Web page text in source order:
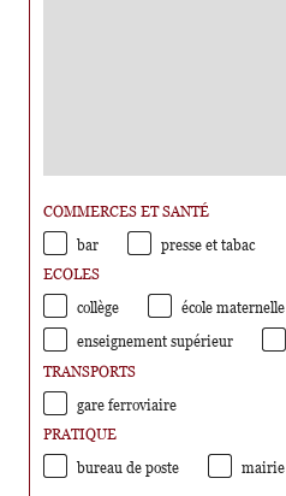
COMMERCES ET SANTÉ
bar
presse et tabac
ECOLES
collège
école maternelle
enseignement supérieur
TRANSPORTS
gare ferroviaire
PRATIQUE
bureau de poste
mairie